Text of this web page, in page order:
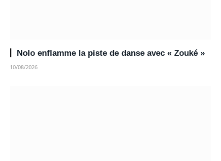
Nolo enflamme la piste de danse avec « Zouké »
10/08/2026